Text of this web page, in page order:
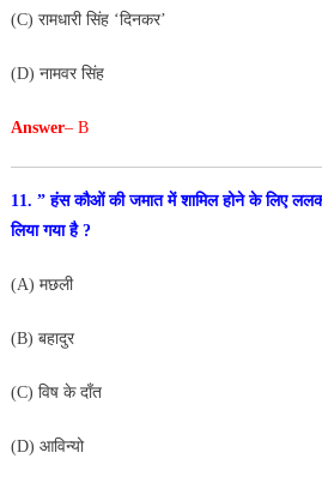
(C) रामधारी सिंह ‘दिनकर’
(D) नामवर सिंह
Answer– B
11. ” हंस कौओं की जमात में शामिल होने के लिए
लिया गया है ?
(A) मछली
(B) बहादुर
(C) विष के दाँत
(D) आविन्यो